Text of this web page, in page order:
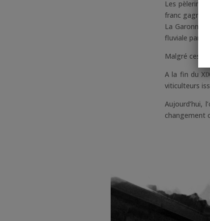
Les pèlerins,
franc
La Garonne,
fluviale par la
Malgré ces
A la fin du
viticulteurs
Aujourd’hui,
changement